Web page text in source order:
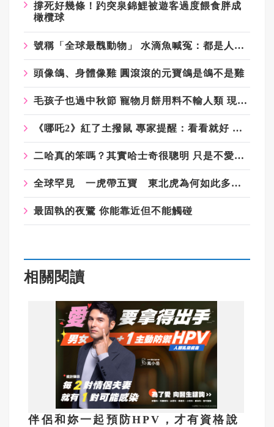
撐死好幾條！趵突泉錦鯉被遊客過度餵食胖成
橄欖球
號稱「全球最醜動物」 水滴魚喊冤：都是人類的錯
頭像鴿、身體像雞 圓滾滾的元寶鴿是鴿不是雞
毛孩子也過中秋節 寵物月餅用料不輸人類 現正熱門
《哪吒2》紅了土撥鼠 專家提醒：看看就好 不摸別養
二哈真的笨嗎？其實哈士奇很聰明 只是不愛聽話
全球罕見 一虎帶五寶 東北虎為何如此多產？
最固執的夜鷺 你能靠近但不能觸碰
相關閱讀
伴侶和妳一起預防HPV，才有資格說